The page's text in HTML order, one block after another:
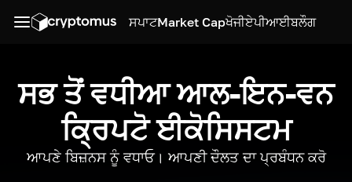
ਸਪਾਟMarket Capਖੋਜੀਏਪੀਆਈਬਲੌਗ
ਸਭ ਤੋਂ ਵਧੀਆ ਆਲ-ਇਨ-ਵਨ
ਕ੍ਰਿਪਟੋ ਈਕੋਸਿਸਟਮ
ਆਪਣੇ ਬਿਜ਼ਨਸ ਨੂੰ ਵਧਾਓ। ਆਪਣੀ ਦੌਲਤ ਦਾ ਪ੍ਰਬੰਧਨ ਕਰੋ